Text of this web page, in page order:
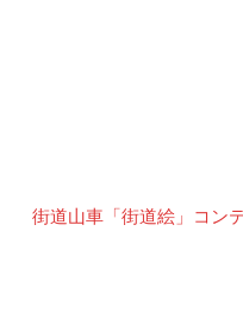
街道山車「街道絵」コン